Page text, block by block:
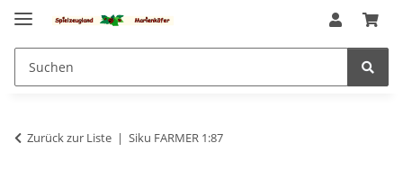
Zurück zur Liste Siku FARMER 1:87